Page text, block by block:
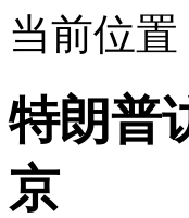
当前位置
特朗普
京